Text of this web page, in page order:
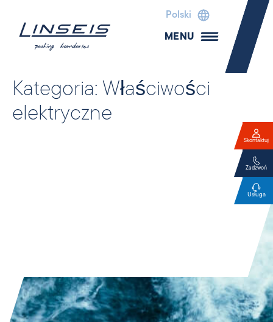
Polski
MENU
Kategoria: Właściwości
elektryczne
Skontaktuj
Zadzwoń
Usługa